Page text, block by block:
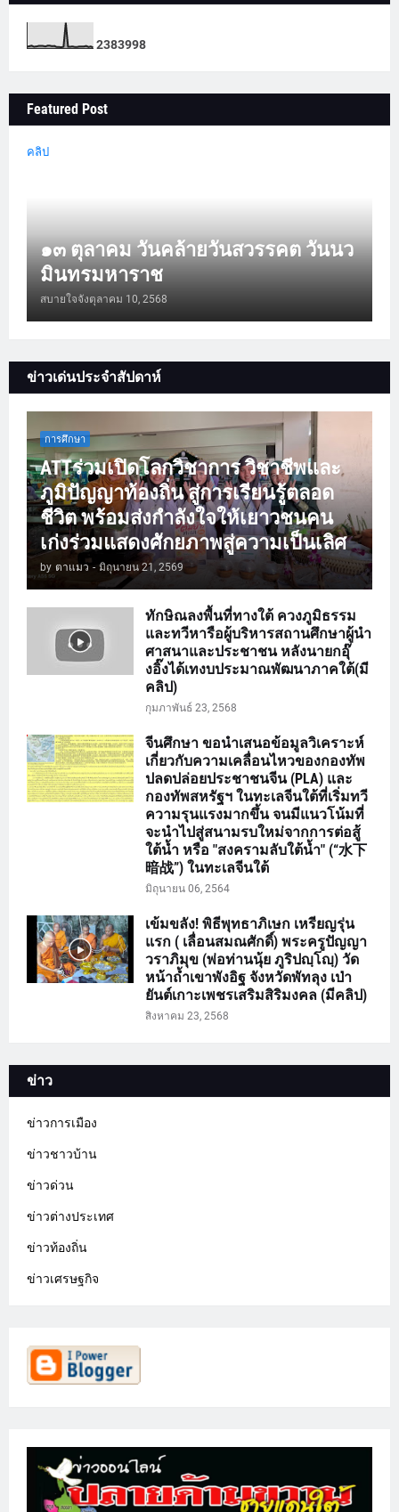
2383998
Featured Post
คลิป
๑๓ ตุลาคม วันคล้ายวันสวรรคต วันนว
มินทรมหาราช
สบายใจจังตุลาคม 10, 2568
ข่าวเด่นประจำสัปดาห์
การศึกษา
ATTร่วมเปิดโลกวิชาการ วิชาชีพและ
ภูมิปัญญาท้องถิ่น สู่การเรียนรู้ตลอด
ชีวิต พร้อมส่งกำลังใจให้เยาวชนคน
เก่งร่วมแสดงศักยภาพสู่ความเป็นเลิศ
by ตาแมว - มิถุนายน 21, 2569
ทักษิณลงพื้นที่ทางใต้ ควงภูมิธรรม
และทวีหารือผู้บริหารสถานศึกษาผู้นำ
ศาสนาและประชาชน หลังนายกอุ๊
งอิ๊งได้เทงบประมาณพัฒนาภาคใต้(มี
คลิป)
กุมภาพันธ์ 23, 2568
จีนศึกษา ขอนำเสนอข้อมูลวิเคราะห์
เกี่ยวกับความเคลื่อนไหวของกองทัพ
ปลดปล่อยประชาชนจีน (PLA) และ
กองทัพสหรัฐฯ ในทะเลจีนใต้ที่เริ่มทวี
ความรุนแรงมากขึ้น จนมีแนวโน้มที่
จะนำไปสู่สนามรบใหม่จากการต่อสู้
ใต้น้ำ หรือ "สงครามลับใต้น้ำ" (“水下
暗战”) ในทะเลจีนใต้
มิถุนายน 06, 2564
เข้มขลัง! พิธีพุทธาภิเษก เหรียญรุ่น
แรก ( เลื่อนสมณศักดิ์) พระครูปัญญา
วราภิมุข (พ่อท่านนุ้ย ภูริปญฺโญฺ) วัด
หน้าถ้ำเขาพังอิฐ จังหวัดพัทลุง เป่า
ยันต์เกาะเพชรเสริมสิริมงคล (มีคลิป)
สิงหาคม 23, 2568
ข่าว
ข่าวการเมือง
ข่าวชาวบ้าน
ข่าวด่วน
ข่าวต่างประเทศ
ข่าวท้องถิ่น
ข่าวเศรษฐกิจ